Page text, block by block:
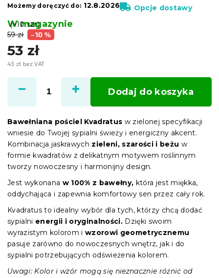
59 zł –10 %
53 zł
43 zł bez VAT
jednostkowa:
W magazynie
(>10 szt)
Możemy doręczyć do: 12.8.2026 Opcje dostawy
Dodaj do koszyka
Bawełniana pościel Kvadratus w zielonej specyfikacji
wniesie do Twojej sypialni świeży i energiczny akcent.
Kombinacja jaskrawych zieleni, szarości i beżu w
formie kwadratów z delikatnym motywem roślinnym
tworzy nowoczesny i harmonijny design.
Jest wykonana w 100% z bawełny, która jest miękka,
oddychająca i zapewnia komfortowy sen przez cały rok.
Kvadratus to idealny wybór dla tych, którzy chcą dodać
sypialni energii i oryginalności. Dzięki swoim
wyrazistym kolorom i wzorowi geometrycznemu
pasuje zarówno do nowoczesnych wnętrz, jak i do
sypialni potrzebujących odświeżenia kolorem.
Uwagi: Kolor i wzór mogą się nieznacznie różnić od